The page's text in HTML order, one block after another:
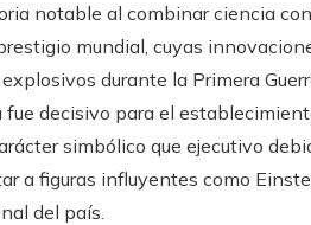
notable al combinar ciencia
mundial, cuyas
durante la Primera
decisivo para el
simbólico que ejecutivo
a figuras influyentes como
del país.